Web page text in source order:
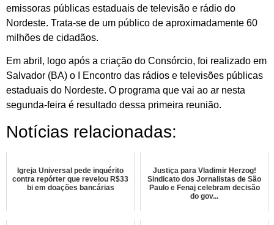
emissoras públicas estaduais de televisão e rádio do
Nordeste. Trata-se de um público de aproximadamente 60
milhões de cidadãos.
Em abril, logo após a criação do Consórcio, foi realizado em
Salvador (BA) o I Encontro das rádios e televisões públicas
estaduais do Nordeste. O programa que vai ao ar nesta
segunda-feira é resultado dessa primeira reunião.
Notícias relacionadas:
Igreja Universal pede inquérito
contra repórter que revelou R$33
bi em doações bancárias
Justiça para Vladimir Herzog!
Sindicato dos Jornalistas de São
Paulo e Fenaj celebram decisão
do gov...